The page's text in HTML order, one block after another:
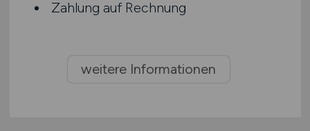
Zahlung auf Rechnung
weitere Informationen